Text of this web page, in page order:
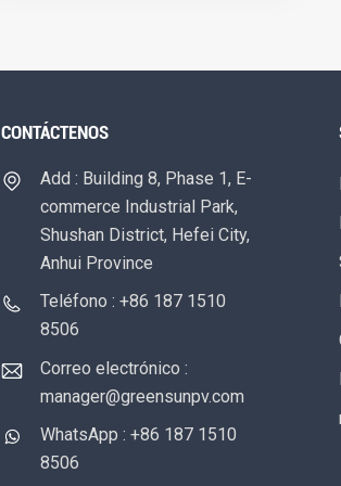
CONTÁCTENOS
Add : Building 8, Phase 1, E-
commerce Industrial Park,
Shushan District, Hefei City,
Anhui Province
Teléfono : +86 187 1510
8506
Correo electrónico :
manager@greensunpv.com
WhatsApp : +86 187 1510
8506